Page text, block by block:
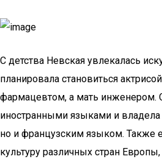
С детства Невская увлекалась
планировала становиться
фармацевтом, а мать инженером.
иностранными языками и владела
но и французским языком. Также
культуру различных стран